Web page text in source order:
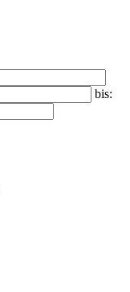
bis: